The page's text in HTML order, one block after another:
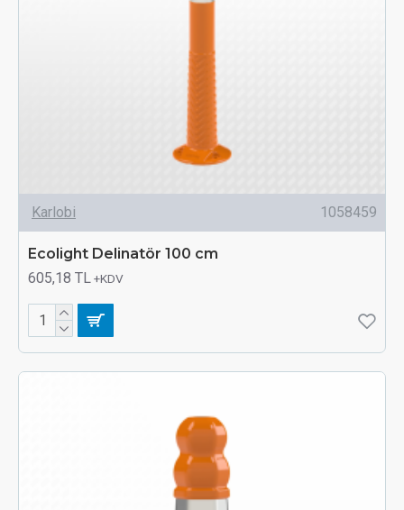
Karlobi 1058459
Ecolight Delinatör 100 cm
605,18 TL +KDV